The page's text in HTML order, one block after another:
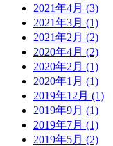
2021年4月 (3)
2021年3月 (1)
2021年2月 (2)
2020年4月 (2)
2020年2月 (1)
2020年1月 (1)
2019年12月 (1)
2019年9月 (1)
2019年7月 (1)
2019年5月 (2)